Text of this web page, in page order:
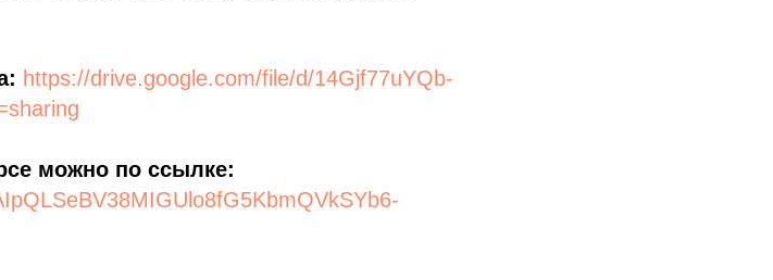
https://drive.google.com/file/d/14Gjf77uYQb-
можно по ссылке: